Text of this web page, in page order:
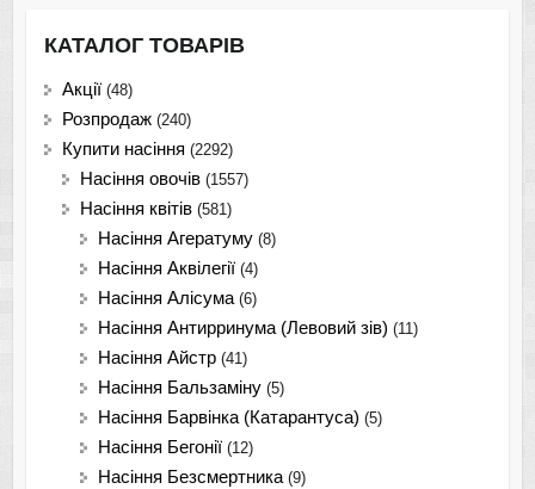
КАТАЛОГ ТОВАРІВ
Акції (48)
Розпродаж (240)
Купити насіння (2292)
Насіння овочів (1557)
Насіння квітів (581)
Насіння Агератуму (8)
Насіння Аквілегії (4)
Насіння Алісума (6)
Насіння Антирринума (Левовий зів) (11)
Насіння Айстр (41)
Насіння Бальзаміну (5)
Насіння Барвінка (Катарантуса) (5)
Насіння Бегонії (12)
Насіння Безсмертника (9)